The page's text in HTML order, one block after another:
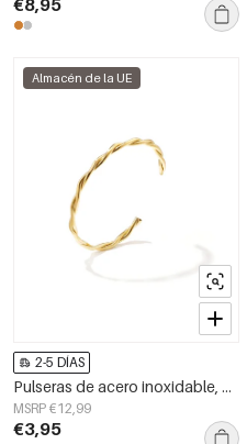
€8,95
Almacén de la UE
2-5 DÍAS
Pulseras de acero inoxidable, modelos sencillos para uso diario, de la serie Simple. Joyería para mujer.
MSRP €12,99
€3,95